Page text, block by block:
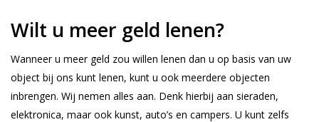
Wilt u meer geld lenen?
Wanneer u meer geld zou willen lenen dan u op basis van uw
object bij ons kunt lenen, kunt u ook meerdere objecten
inbrengen. Wij nemen alles aan. Denk hierbij aan sieraden,
elektronica, maar ook kunst, auto’s en campers. U kunt zelfs